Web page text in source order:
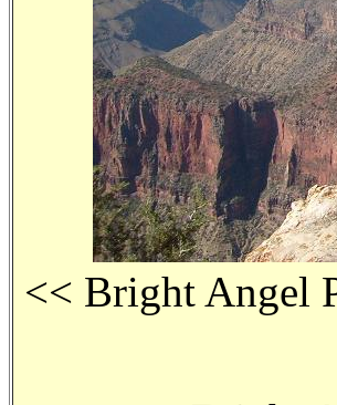
<< Bright Angel